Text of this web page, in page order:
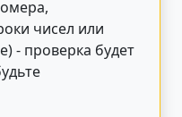
чисел или
- проверка будет